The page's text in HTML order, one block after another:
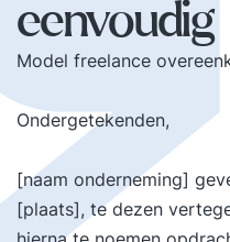
eenvoudig
Model freelance
Ondergetekenden,
[naam onderneming]
[plaats], te dezen